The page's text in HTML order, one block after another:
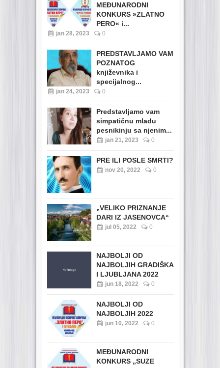
MEĐUNARODNI
KONKURS »ZLATNO
PERO« i...
jan 28, 2023 0
PREDSTAVLJAMO VAM
POZNATOG
književnika i
specijalnog...
jan 24, 2023 0
Predstavljamo vam
simpatičnu mladu
pesnikinju sa njenim...
jan 21, 2023 0
PRE ILI POSLE SMRTI?
nov 20, 2022 0
„VELIKO PRIZNANJE
DARI IZ JASENOVCA“
jul 05, 2022 0
NAJBOLJI OD
NAJBOLJIH GRADIŠKA
I LJUBLJANA 2022
jun 18, 2022 0
NAJBOLJI OD
NAJBOLJIH 2022
jun 10, 2022 0
MEĐUNARODNI
KONKURS „SUZE